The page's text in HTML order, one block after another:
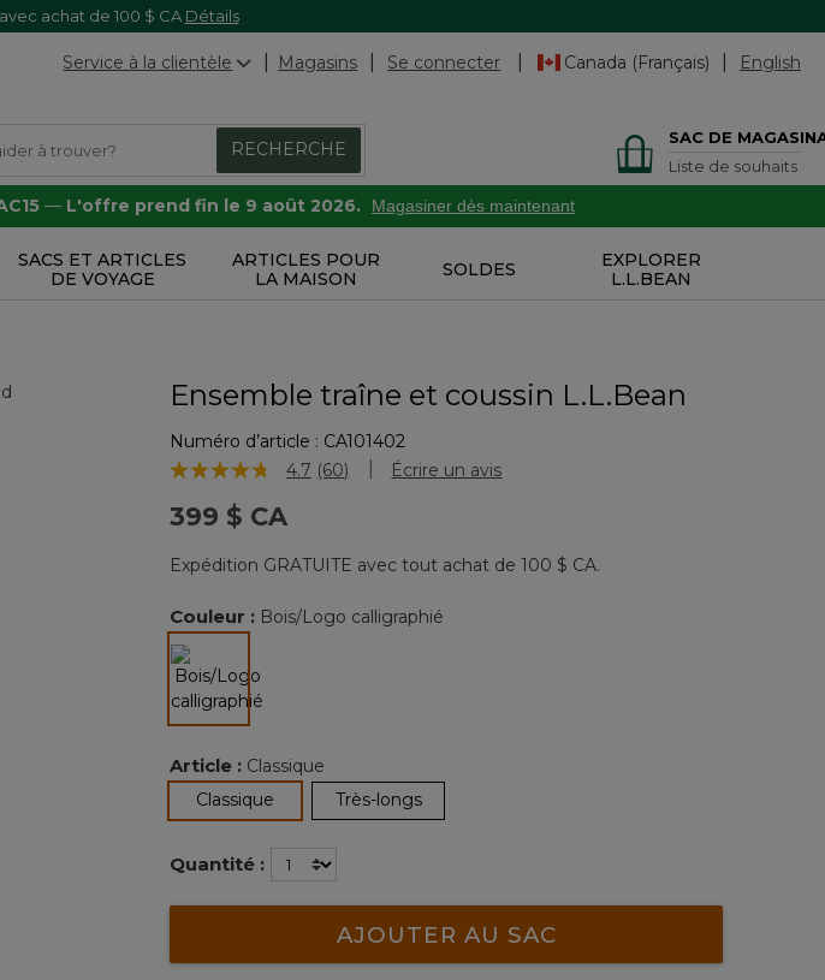
avec achat de 100 $ CA Détails
Service à la clientèle Magasins Se connecter Canada (Français) English
RECHERCHE
SAC DE
Liste de souhaits
— L'offre prend fin le 9 août 2026. Magasiner dès maintenant
SACS ET ARTICLES
DE VOYAGE
ARTICLES POUR
LA MAISON
SOLDES
EXPLORER
L.L.BEAN
Ensemble traîne et coussin L.L.Bean
Numéro d’article : CA101402
3,4 sur 5 Évaluation des clients
4.7 Lire
Lien
vers
même
page.
(60) Écrire un avis
399 $ CA
Expédition GRATUITE avec tout achat de 100 $ CA.
Couleur : Bois/Logo calligraphié
sélectionné
Article : Classique
Classique sélectionnéTrès-longs
Quantité :
AJOUTER AU SAC